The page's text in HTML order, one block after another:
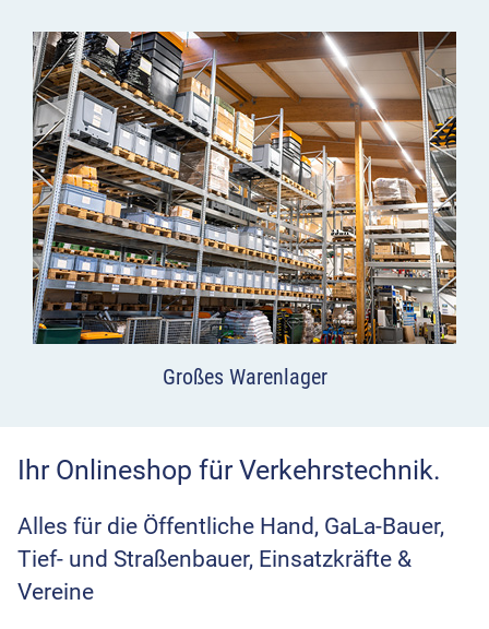
Großes Warenlager
Ihr Onlineshop für Verkehrstechnik.
Alles für die Öffentliche Hand, GaLa-Bauer,
Tief- und Straßenbauer, Einsatzkräfte &
Vereine